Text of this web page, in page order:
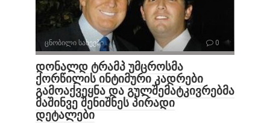
ცნობილი სახეები 0
დონალდ ტრამპ უმცროსმა
ქორწილის ინტიმური კადრები
გამოაქვეყნა და გულშემატკივრებმა
მაშინვე შენიშნეს პირადი
დეტალები